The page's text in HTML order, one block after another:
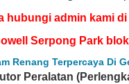
hubungi admin kami di
Serpong Park
Renang Terpercaya Di
Peralatan